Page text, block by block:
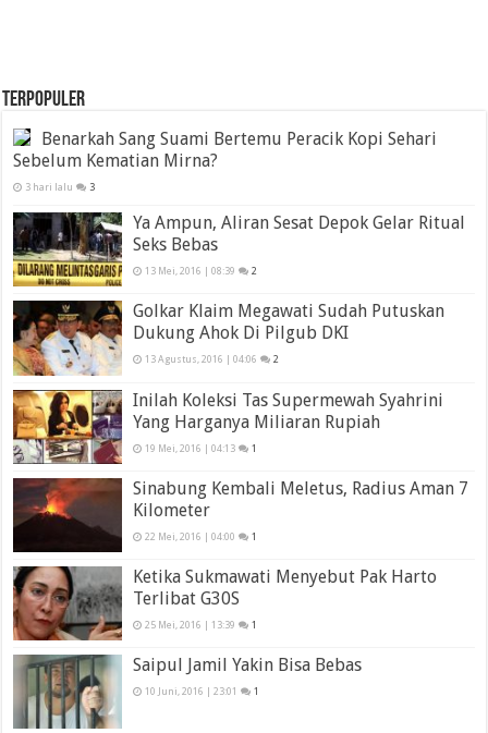
TERPOPULER
Benarkah Sang Suami Bertemu Peracik Kopi Sehari
Sebelum Kematian Mirna?
3 hari lalu 3
Ya Ampun, Aliran Sesat Depok Gelar Ritual
Seks Bebas
13 Mei, 2016 | 08:39 2
Golkar Klaim Megawati Sudah Putuskan
Dukung Ahok Di Pilgub DKI
13 Agustus, 2016 | 04:06 2
Inilah Koleksi Tas Supermewah Syahrini
Yang Harganya Miliaran Rupiah
19 Mei, 2016 | 04:13 1
Sinabung Kembali Meletus, Radius Aman 7
Kilometer
22 Mei, 2016 | 04:00 1
Ketika Sukmawati Menyebut Pak Harto
Terlibat G30S
25 Mei, 2016 | 13:39 1
Saipul Jamil Yakin Bisa Bebas
10 Juni, 2016 | 23:01 1